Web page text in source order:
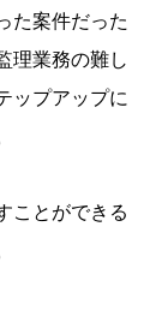
た案件だった
理業務の難し
ップアップに
ことができる